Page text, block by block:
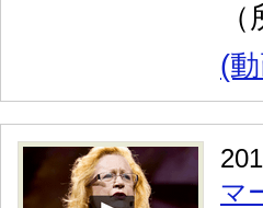
(
マ